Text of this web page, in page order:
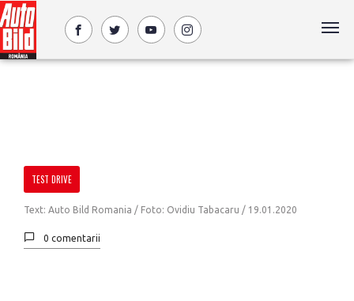
TEST DRIVE
Text: Auto Bild Romania / Foto: Ovidiu Tabacaru / 19.01.2020
0 comentarii